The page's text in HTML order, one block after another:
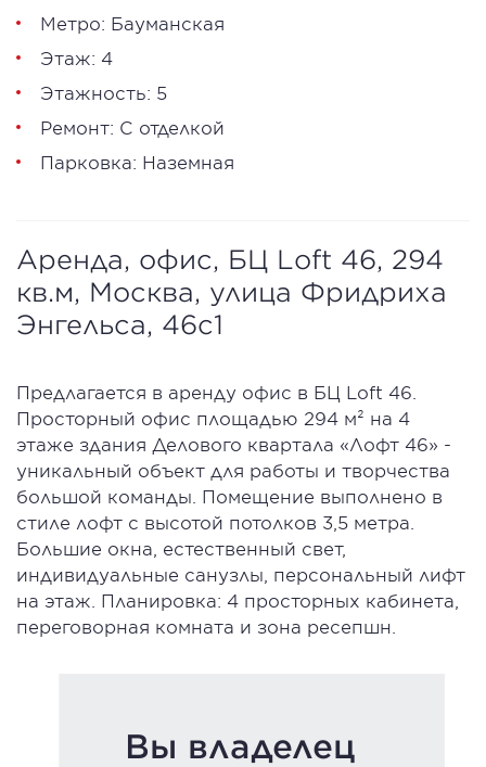
Метро: Бауманская
Этаж: 4
Этажность: 5
Ремонт: С отделкой
Парковка: Наземная
Аренда, офис, БЦ Loft 46, 294
кв.м, Москва, улица Фридриха
Энгельса, 46с1
Предлагается в аренду офис в БЦ Loft 46.
Просторный офис площадью 294 м² на 4
этаже здания Делового квартала «Лофт 46» -
уникальный объект для работы и творчества
большой команды. Помещение выполнено в
стиле лофт с высотой потолков 3,5 метра.
Большие окна, естественный свет,
индивидуальные санузлы, персональный лифт
на этаж. Планировка: 4 просторных кабинета,
переговорная комната и зона ресепшн.
Вы владелец